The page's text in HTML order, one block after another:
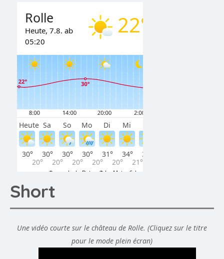
Short
Une vidéo courte sur le château de Rolle. (Cliquez sur le titre
pour le mode plein écran)